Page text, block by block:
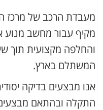
מעבדת הרכב של מרכז
והחלפה מקצועית תוך
המשתלם בארץ.
אנו מבצעים בדיקה
התקלה ובהתאם מבצעים